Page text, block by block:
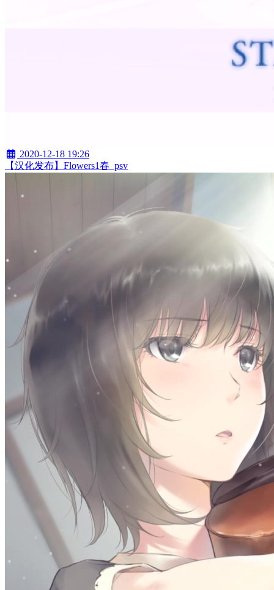
2020-12-18 19:26
【汉化发布】Flowers1春_psv